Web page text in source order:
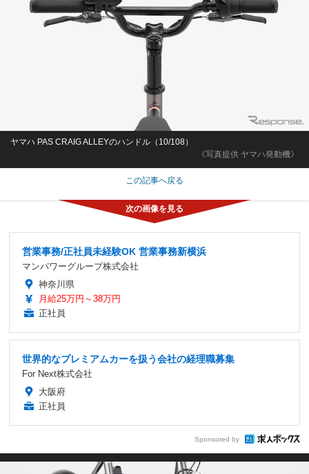
《写真提供 ヤマハ発動機》
ヤマハ PAS CRAIG ALLEYのハンドル（10/108）
この記事へ戻る
営業事務/正社員未経験OK 営業事務新横浜
マンパワーグループ株式会社
神奈川県
月給25万円～38万円
正社員
世界的なプレミアムカーを扱う会社の経理職募集
For Next株式会社
大阪府
正社員
Sponsored by